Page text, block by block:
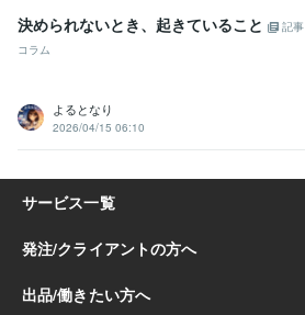
決められないとき、起きていること
記事
コラム
よるとなり
2026/04/15 06:10